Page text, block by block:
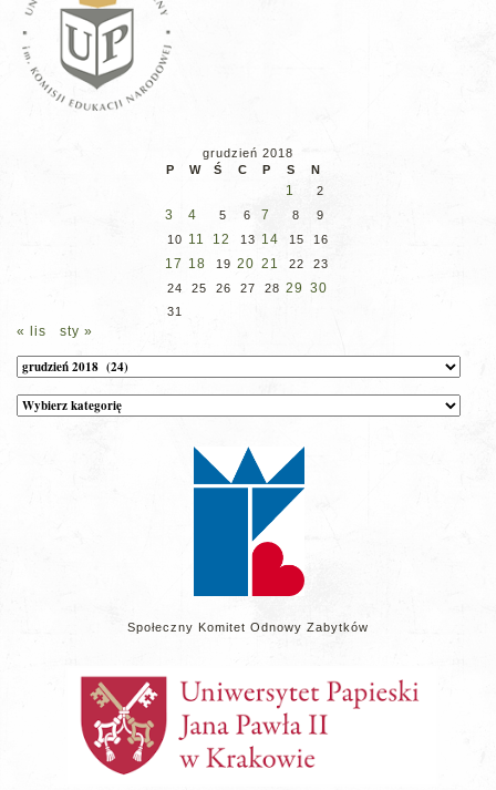
grudzień 2018
P
W Ś C P S N
1 2
3 4 5 6 7 8
9
10 11 12 13 14 15 16
17 18 19 20 21 22
23
24
25 26 27 28 29 30
31
« lis sty »
Archiwum
Kategorie
wpisów
Społeczny Komitet Odnowy Zabytków